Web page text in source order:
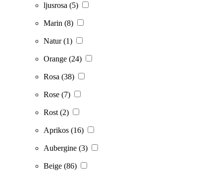
ljusrosa (5)
Marin (8)
Natur(1)
Orange (24)
Rosa (38)
Rose (7)
Rost (2)
Aprikos (16)
Aubergine (3)
Beige (86)